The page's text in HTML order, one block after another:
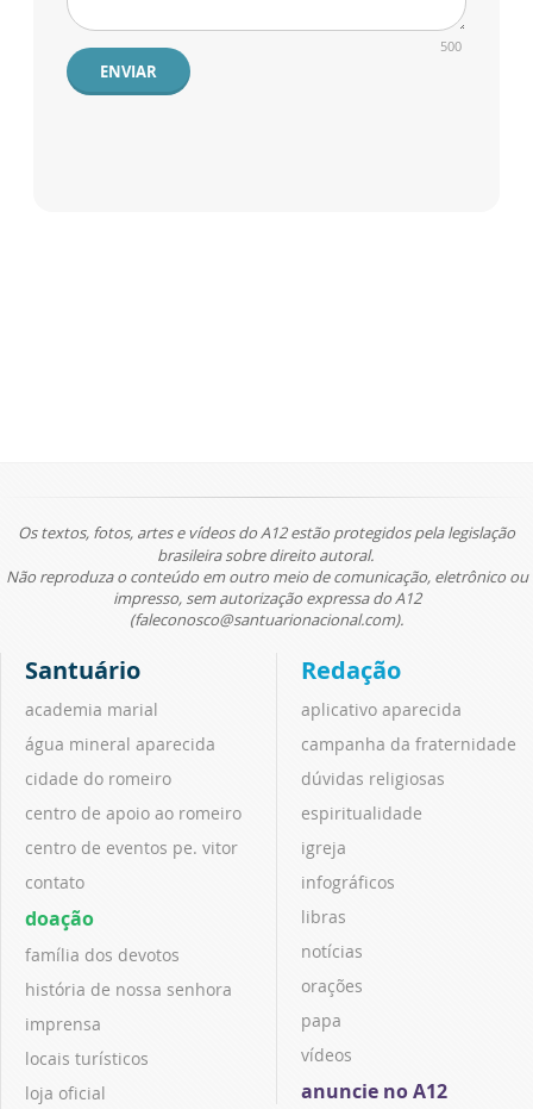
500
ENVIAR
Os textos, fotos, artes e vídeos do A12 estão protegidos pela legislação
brasileira sobre direito autoral.
Não reproduza o conteúdo em outro meio de comunicação, eletrônico ou
impresso, sem autorização expressa do A12
(faleconosco@santuarionacional.com).
Santuário
academia marial
água mineral aparecida
cidade do romeiro
centro de apoio ao romeiro
centro de eventos pe. vitor
contato
doação
família dos devotos
história de nossa senhora
imprensa
locais turísticos
loja oficial
Redação
aplicativo aparecida
campanha da fraternidade
dúvidas religiosas
espiritualidade
igreja
infográficos
libras
notícias
orações
papa
vídeos
anuncie no A12